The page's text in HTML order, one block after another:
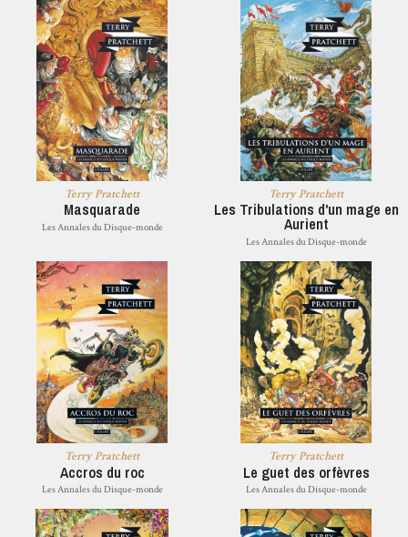
Terry Pratchett
Masquarade
Les Annales du Disque-monde
Terry Pratchett
Les Tribulations d'un mage en
Aurient
Les Annales du Disque-monde
Terry Pratchett
Accros du roc
Les Annales du Disque-monde
Terry Pratchett
Le guet des orfèvres
Les Annales du Disque-monde